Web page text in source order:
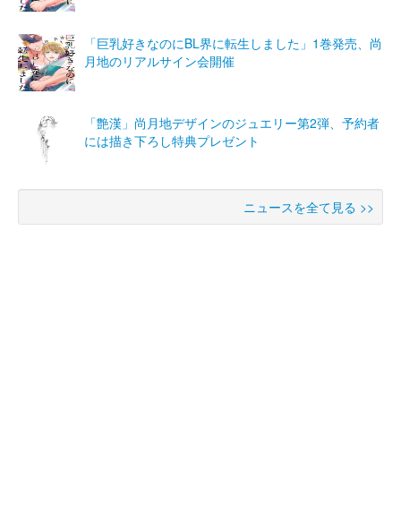
「巨乳好きなのにBL界に転生しました」1巻発売、尚
月地のリアルサイン会開催
「艶漢」尚月地デザインのジュエリー第2弾、予約者
には描き下ろし特典プレゼント
ニュースを全て見る >>